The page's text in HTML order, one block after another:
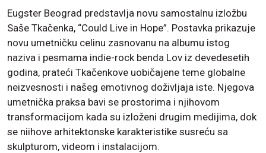
Eugster Beograd predstavlja novu samostalnu izložbu
Saše Tkačenka, “Could Live in Hope”. Postavka prikazuje
novu umetničku celinu zasnovanu na albumu istog
naziva i pesmama indie-rock benda Lov iz devedesetih
godina, prateći Tkačenkove uobičajene teme globalne
neizvesnosti i našeg emotivnog doživljaja iste. Njegova
umetnička praksa bavi se prostorima i njihovom
transformacijom kada su izloženi drugim medijima, dok
se niihove arhitektonske karakteristike susreću sa
skulpturom, videom i instalacijom.